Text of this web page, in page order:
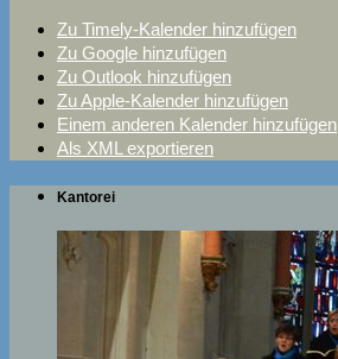
Zu Timely-Kalender hinzufügen
Zu Google hinzufügen
Zu Outlook hinzufügen
Zu Apple-Kalender hinzufügen
Einem anderen Kalender hinzufügen
Als XML exportieren
Kantorei